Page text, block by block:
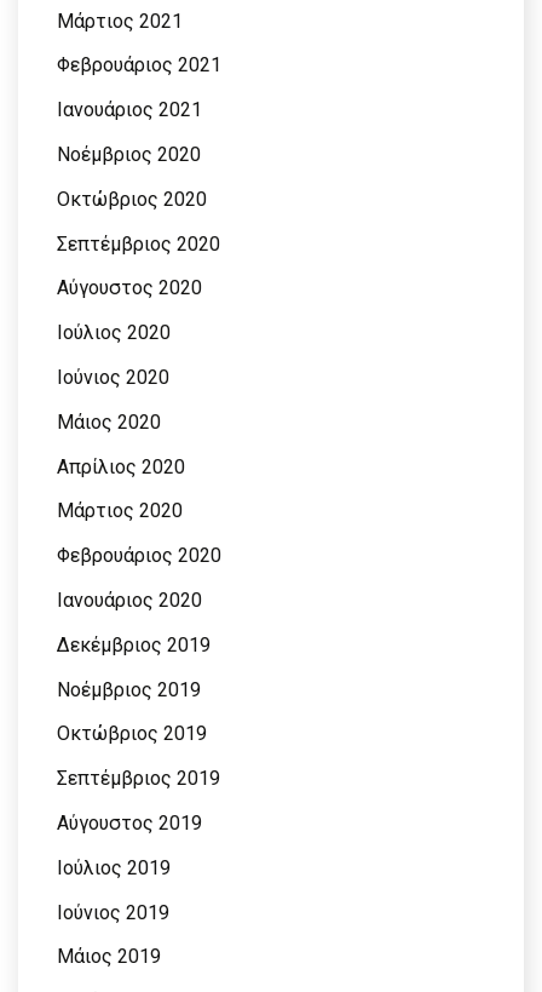
Μάρτιος 2021
Φεβρουάριος 2021
Ιανουάριος 2021
Νοέμβριος 2020
Οκτώβριος 2020
Σεπτέμβριος 2020
Αύγουστος 2020
Ιούλιος 2020
Ιούνιος 2020
Μάιος 2020
Απρίλιος 2020
Μάρτιος 2020
Φεβρουάριος 2020
Ιανουάριος 2020
Δεκέμβριος 2019
Νοέμβριος 2019
Οκτώβριος 2019
Σεπτέμβριος 2019
Αύγουστος 2019
Ιούλιος 2019
Ιούνιος 2019
Μάιος 2019